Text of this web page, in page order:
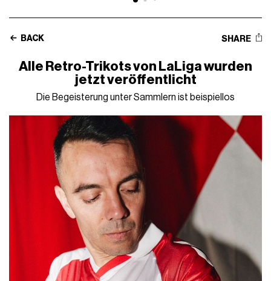
BACK SHARE
Alle Retro-Trikots von LaLiga wurden
jetzt veröffentlicht
Die Begeisterung unter Sammlern ist beispiellos